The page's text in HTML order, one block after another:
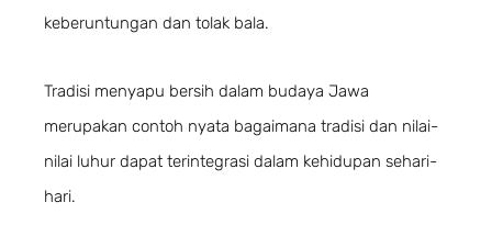
keberuntungan dan tolak bala.
Tradisi menyapu bersih dalam budaya Jawa
merupakan contoh nyata bagaimana tradisi dan nilai-
nilai luhur dapat terintegrasi dalam kehidupan sehari-
hari.